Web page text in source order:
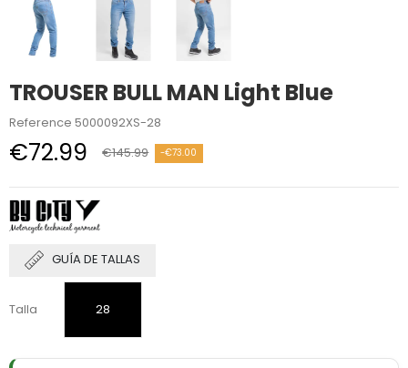
TROUSER BULL MAN Light Blue
Reference 5000092XS-28
€72.99 €145.99 -€73.00
GUÍA DE TALLAS
Talla 28